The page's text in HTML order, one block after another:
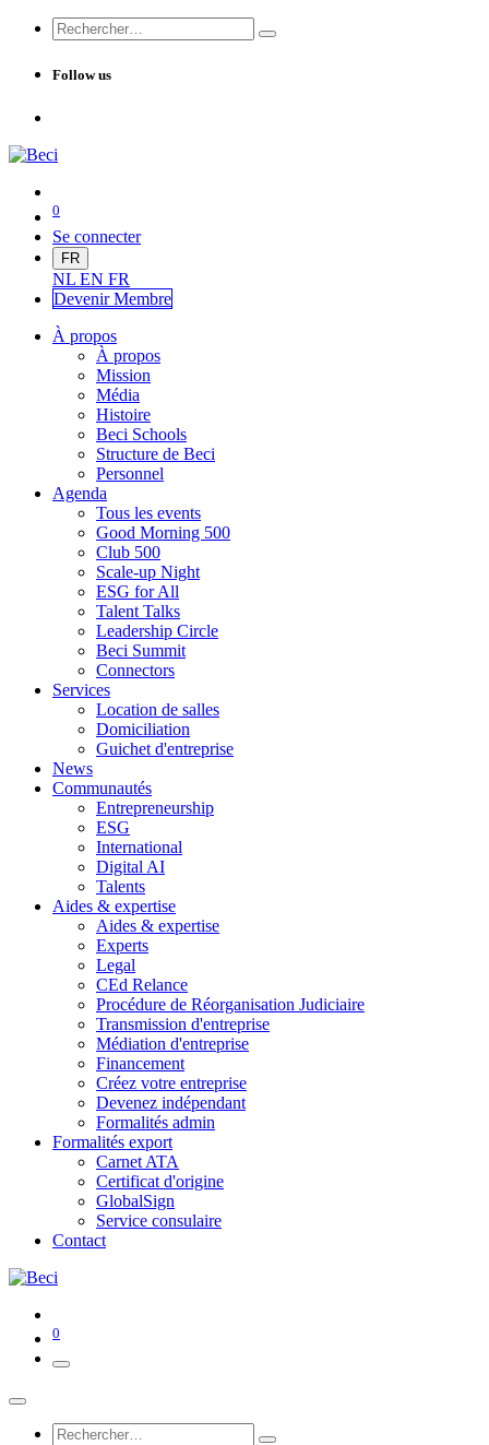
Follow us
0
Se connecter
FR
NL EN FR
Devenir Membre
À propos
À propos
Mission
Média
Histoire
Beci Schools
Structure de Beci
Personnel
Agenda
Tous les events
Good Morning 500
Club 500
Scale-up Night
ESG for All
Talent Talks
Leadership Circle
Beci Summit
Connectors
Services
Location de salles
Domiciliation
Guichet d'entreprise
News
Communautés
Entrepreneurship
ESG
International
Digital AI
Talents
Aides & expertise
Aides & expertise
Experts
Legal
CEd Relance
Procédure de Réorganisation Judiciaire
Transmission d'entreprise
Médiation d'entreprise
Financement
Créez votre entreprise
Devenez indépendant
Formalités admin
Formalités export
Carnet ATA
Certificat d'origine
GlobalSign
Service consulaire
Contact
0